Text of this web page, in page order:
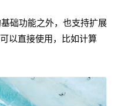
础功能之外，也支持扩展
以直接使用，比如计算